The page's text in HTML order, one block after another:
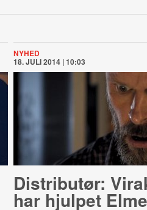
NYHED
18. JULI 2014 | 10:03
Distributør:
har hjulpet